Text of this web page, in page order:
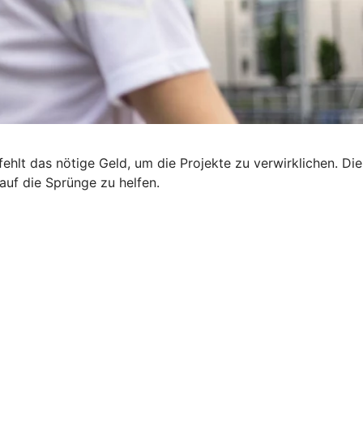
das nötige Geld, um die Projekte zu verwirklichen. Die
die Sprünge zu helfen.